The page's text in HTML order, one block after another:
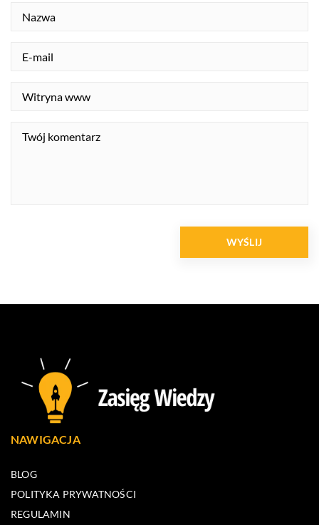
NAWIGACJA
BLOG
POLITYKA PRYWATNOŚCI
REGULAMIN